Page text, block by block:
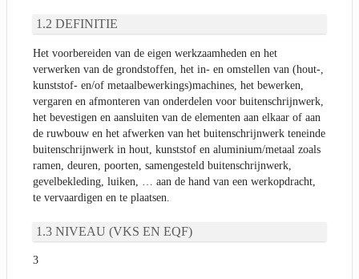
DEFINITIE
Het voorbereiden van de eigen werkzaamheden en het
verwerken van de grondstoffen, het in- en omstellen van (hout-,
kunststof- en/of metaalbewerkings)machines, het bewerken,
vergaren en afmonteren van onderdelen voor buitenschrijnwerk,
het bevestigen en aansluiten van de elementen aan elkaar of aan
de ruwbouw en het afwerken van het buitenschrijnwerk teneinde
buitenschrijnwerk in hout, kunststof en aluminium/metaal zoals
ramen, deuren, poorten, samengesteld buitenschrijnwerk,
gevelbekleding, luiken, … aan de hand van een werkopdracht,
te vervaardigen en te plaatsen.
NIVEAU (VKS EN EQF)
3